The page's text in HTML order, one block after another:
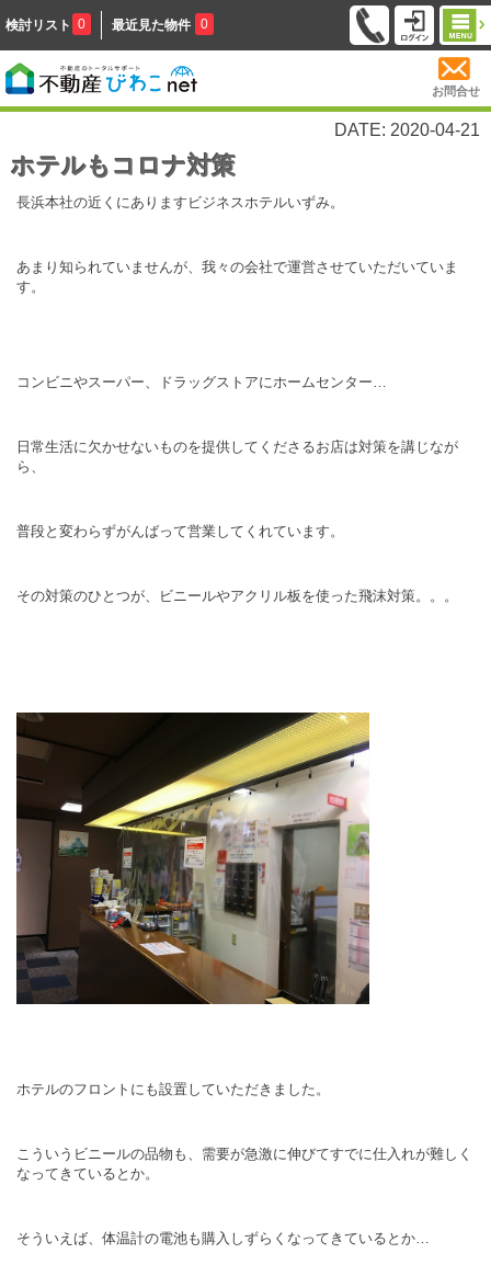
検討リスト 0 最近見た物件 0
お問合せ
DATE: 2020-04-21
ホテルもコロナ対策
長浜本社の近くにありますビジネスホテルいずみ。
あまり知られていませんが、我々の会社で運営させていただいていま
す。
コンビニやスーパー、ドラッグストアにホームセンター…
日常生活に欠かせないものを提供してくださるお店は対策を講じなが
ら、
普段と変わらずがんばって営業してくれています。
その対策のひとつが、ビニールやアクリル板を使った飛沫対策。。。
ホテルのフロントにも設置していただきました。
こういうビニールの品物も、需要が急激に伸びてすでに仕入れが難しく
なってきているとか。
そういえば、体温計の電池も購入しずらくなってきているとか…